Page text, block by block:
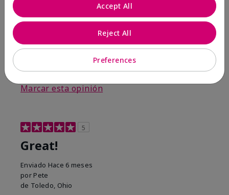
ConclusiónSí, recomendaría a un amigo
¿Le ha resultado útil esta
opinión?
Marcar esta opinión
5
Great!
Enviado Hace 6 meses
por Pete
de Toledo, Ohio
Preferences
Reject All
Accept All